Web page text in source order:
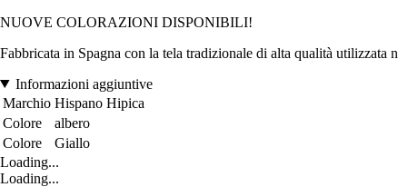
NUOVE COLORAZIONI DISPONIBILI!
Fabbricata in Spagna con la tela tradizionale di alta qualità
Informazioni aggiuntive
Marchio Hispano Hipica
Colore
albero
Colore
Giallo
Loading...
Loading...